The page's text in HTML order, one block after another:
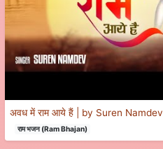
अवध में राम आये हैं | by Suren Namdev
राम भजन (Ram Bhajan)